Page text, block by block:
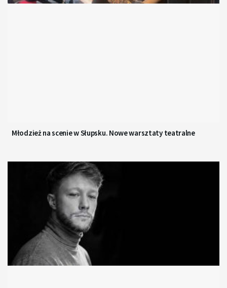
Młodzież na scenie w Słupsku. Nowe warsztaty teatralne